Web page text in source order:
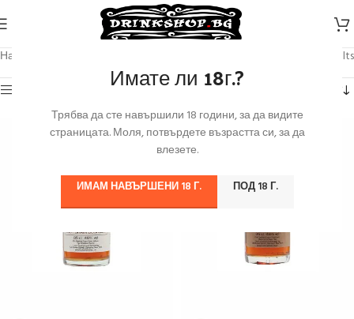
Имате ли 18г.?
Трябва да сте навършили 18 години, за да видите
страницата. Моля, потвърдете възрастта си, за да
влезете.
ИМАМ НАВЪРШЕНИ 18 Г. ПОД 18 Г.
Начало
Showing all 2 results